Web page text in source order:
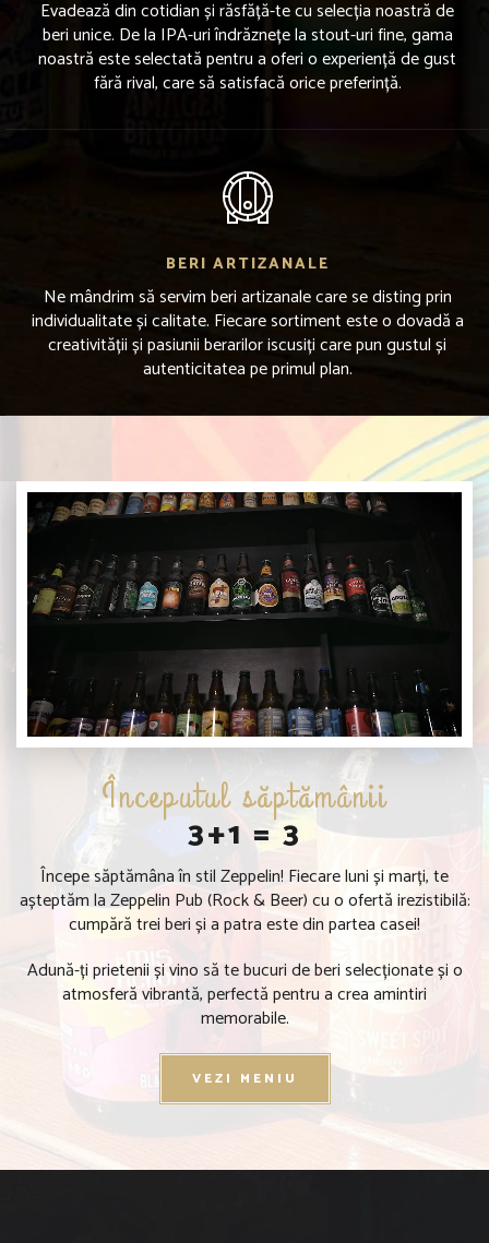
Evadează din cotidian și răsfăță-te cu selecția noastră de
beri unice. De la IPA-uri îndrăznețe la stout-uri fine, gama
noastră este selectată pentru a oferi o experiență de gust
fără rival, care să satisfacă orice preferință.
BERI ARTIZANALE
Ne mândrim să servim beri artizanale care se disting prin
individualitate și calitate. Fiecare sortiment este o dovadă a
creativității și pasiunii berarilor iscusiți care pun gustul și
autenticitatea pe primul plan.
Începutul săptămânii
3+1 = 3
Începe săptămâna în stil Zeppelin! Fiecare luni și marți, te
așteptăm la Zeppelin Pub (Rock & Beer) cu o ofertă irezistibilă:
cumpără trei beri și a patra este din partea casei!
Adună-ți prietenii și vino să te bucuri de beri selecționate și o
atmosferă vibrantă, perfectă pentru a crea amintiri
memorabile.
VEZI MENIU